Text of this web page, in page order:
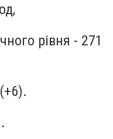
рівня - 271